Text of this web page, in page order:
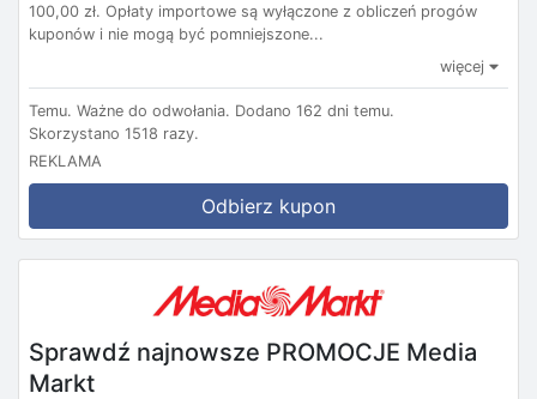
100,00 zł. Opłaty importowe są wyłączone z obliczeń progów
kuponów i nie mogą być pomniejszone...
więcej
Temu. Ważne do odwołania. Dodano 162 dni temu.
Skorzystano 1518 razy.
REKLAMA
Odbierz kupon
Sprawdź najnowsze PROMOCJE Media
Markt